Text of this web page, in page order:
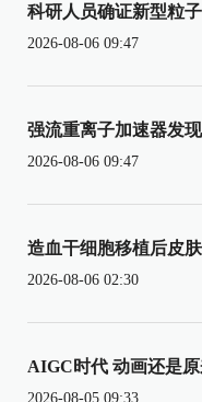
科研人员确证新型粒
2026-08-06 09:47
强流重离子加速器发
2026-08-06 09:47
造血干细胞移植后皮
2026-08-06 02:30
AIGC时代 动画还是
2026-08-05 09:33